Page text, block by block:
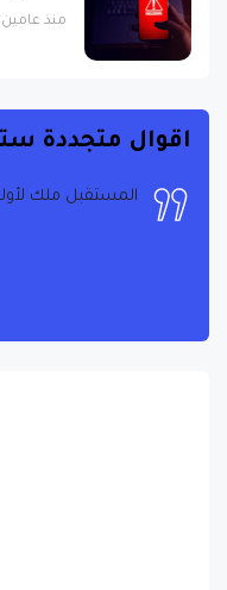
منذ عامين
اقوال متجددة
المستقبل ملك